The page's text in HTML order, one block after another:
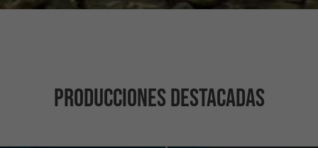
Producciones Destacadas